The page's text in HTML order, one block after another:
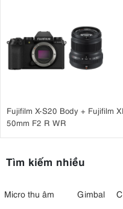
Fujifilm X-S20 Body + Fujifilm
50mm F2 R WR
Tìm kiếm nhiều
Micro thu âm Gimbal